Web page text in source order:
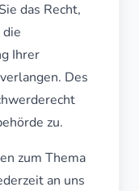
das Recht,
Ihrer
Des
zu.
zum Thema
an uns